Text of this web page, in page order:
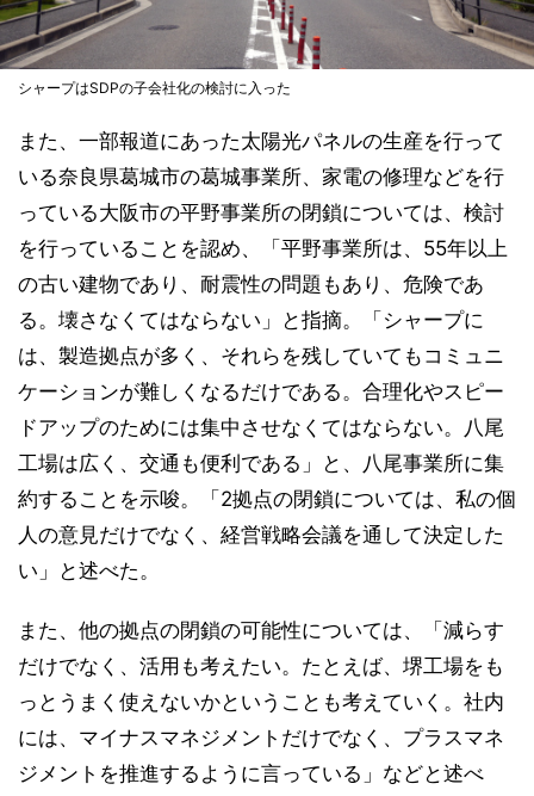
シャープはSDPの子会社化の検討に入った
また、一部報道にあった太陽光パネルの生産を行って
いる奈良県葛城市の葛城事業所、家電の修理などを行
っている大阪市の平野事業所の閉鎖については、検討
を行っていることを認め、「平野事業所は、55年以上
の古い建物であり、耐震性の問題もあり、危険であ
る。壊さなくてはならない」と指摘。「シャープに
は、製造拠点が多く、それらを残していてもコミュニ
ケーションが難しくなるだけである。合理化やスピー
ドアップのためには集中させなくてはならない。八尾
工場は広く、交通も便利である」と、八尾事業所に集
約することを示唆。「2拠点の閉鎖については、私の個
人の意見だけでなく、経営戦略会議を通して決定した
い」と述べた。
また、他の拠点の閉鎖の可能性については、「減らす
だけでなく、活用も考えたい。たとえば、堺工場をも
っとうまく使えないかということも考えていく。社内
には、マイナスマネジメントだけでなく、プラスマネ
ジメントを推進するように言っている」などと述べ